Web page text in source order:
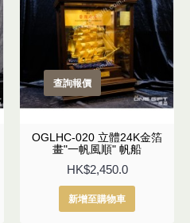
OGLHC-020 立體24K金箔
畫"一帆風順" 帆船
HK$2,450.0
新增至購物車
查詢報價